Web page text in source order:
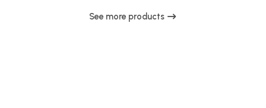
See more products